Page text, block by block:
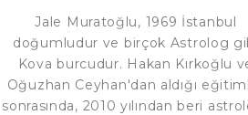
Jale Muratoğlu, 1969 İstanbul
doğumludur ve birçok Astrolog
Kova burcudur. Hakan Kırkoğlu
Oğuzhan Ceyhan'dan aldığı
sonrasında, 2010 yılından beri